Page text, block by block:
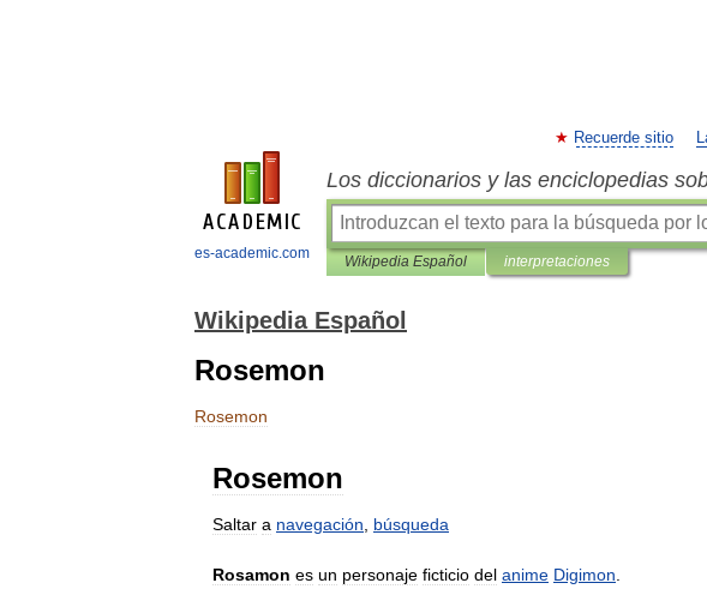
es-academic.com
Recuerde sitio
Los diccionarios y las enciclopedias
Wikipedia Español interpretaciones
Wikipedia Español
Rosemon
Rosemon
Rosemon
Saltar a navegación
búsqueda
Rosamon es un personaje ficticio del anime Digimon